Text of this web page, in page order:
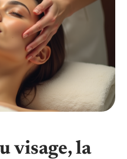
visage, la